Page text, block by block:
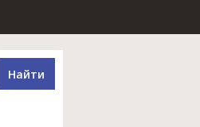
Найти